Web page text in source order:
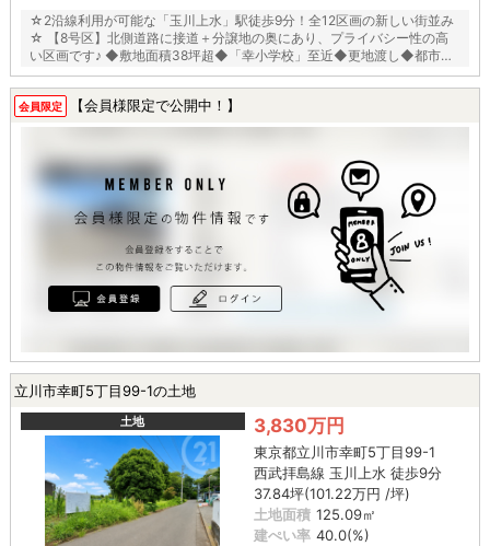
☆2沿線利用が可能な「玉川上水」駅徒歩9分！全12区画の新しい街並み
☆ 【8号区】北側道路に接道＋分譲地の奥にあり、プライバシー性の高
い区画です♪ ◆敷地面積38坪超◆「幸小学校」至近◆更地渡し◆都市ガ
ス◆
会員限定 【会員様限定で公開中！】
立川市幸町5丁目99-1の土地
土地 3,830万円
東京都立川市幸町5丁目99-1
西武拝島線 玉川上水 徒歩9分
37.84坪(101.22万円 /坪)
土地面積 125.09㎡
建ぺい率 40.0(%)